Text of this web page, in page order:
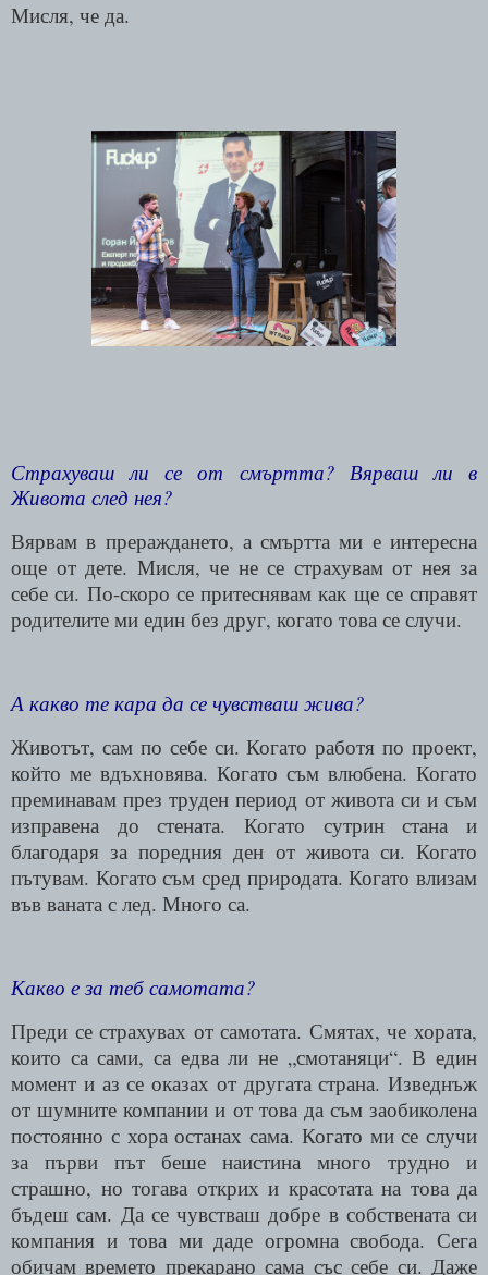
Мисля, че да.
Страхуваш ли се от смъртта? Вярваш ли в
Живота след нея?
Вярвам в прераждането, а смъртта ми е интересна
още от дете. Мисля, че не се страхувам от нея за
себе си. По-скоро се притеснявам как ще се справят
родителите ми един без друг, когато това се случи.
А какво те кара да се чувстваш жива?
Животът, сам по себе си. Когато работя по проект,
който ме вдъхновява. Когато съм влюбена. Когато
преминавам през труден период от живота си и съм
изправена до стената. Когато сутрин стана и
благодаря за поредния ден от живота си. Когато
пътувам. Когато съм сред природата. Когато влизам
във ваната с лед. Много са.
Какво е за теб самотата?
Преди се страхувах от самотата. Смятах, че хората,
които са сами, са едва ли не „смотаняци“. В един
момент и аз се оказах от другата страна. Изведнъж
от шумните компании и от това да съм заобиколена
постоянно с хора останах сама. Когато ми се случи
за първи път беше наистина много трудно и
страшно, но тогава открих и красотата на това да
бъдеш сам. Да се чувстваш добре в собствената си
компания и това ми даде огромна свобода. Сега
обичам времето прекарано сама със себе си. Даже